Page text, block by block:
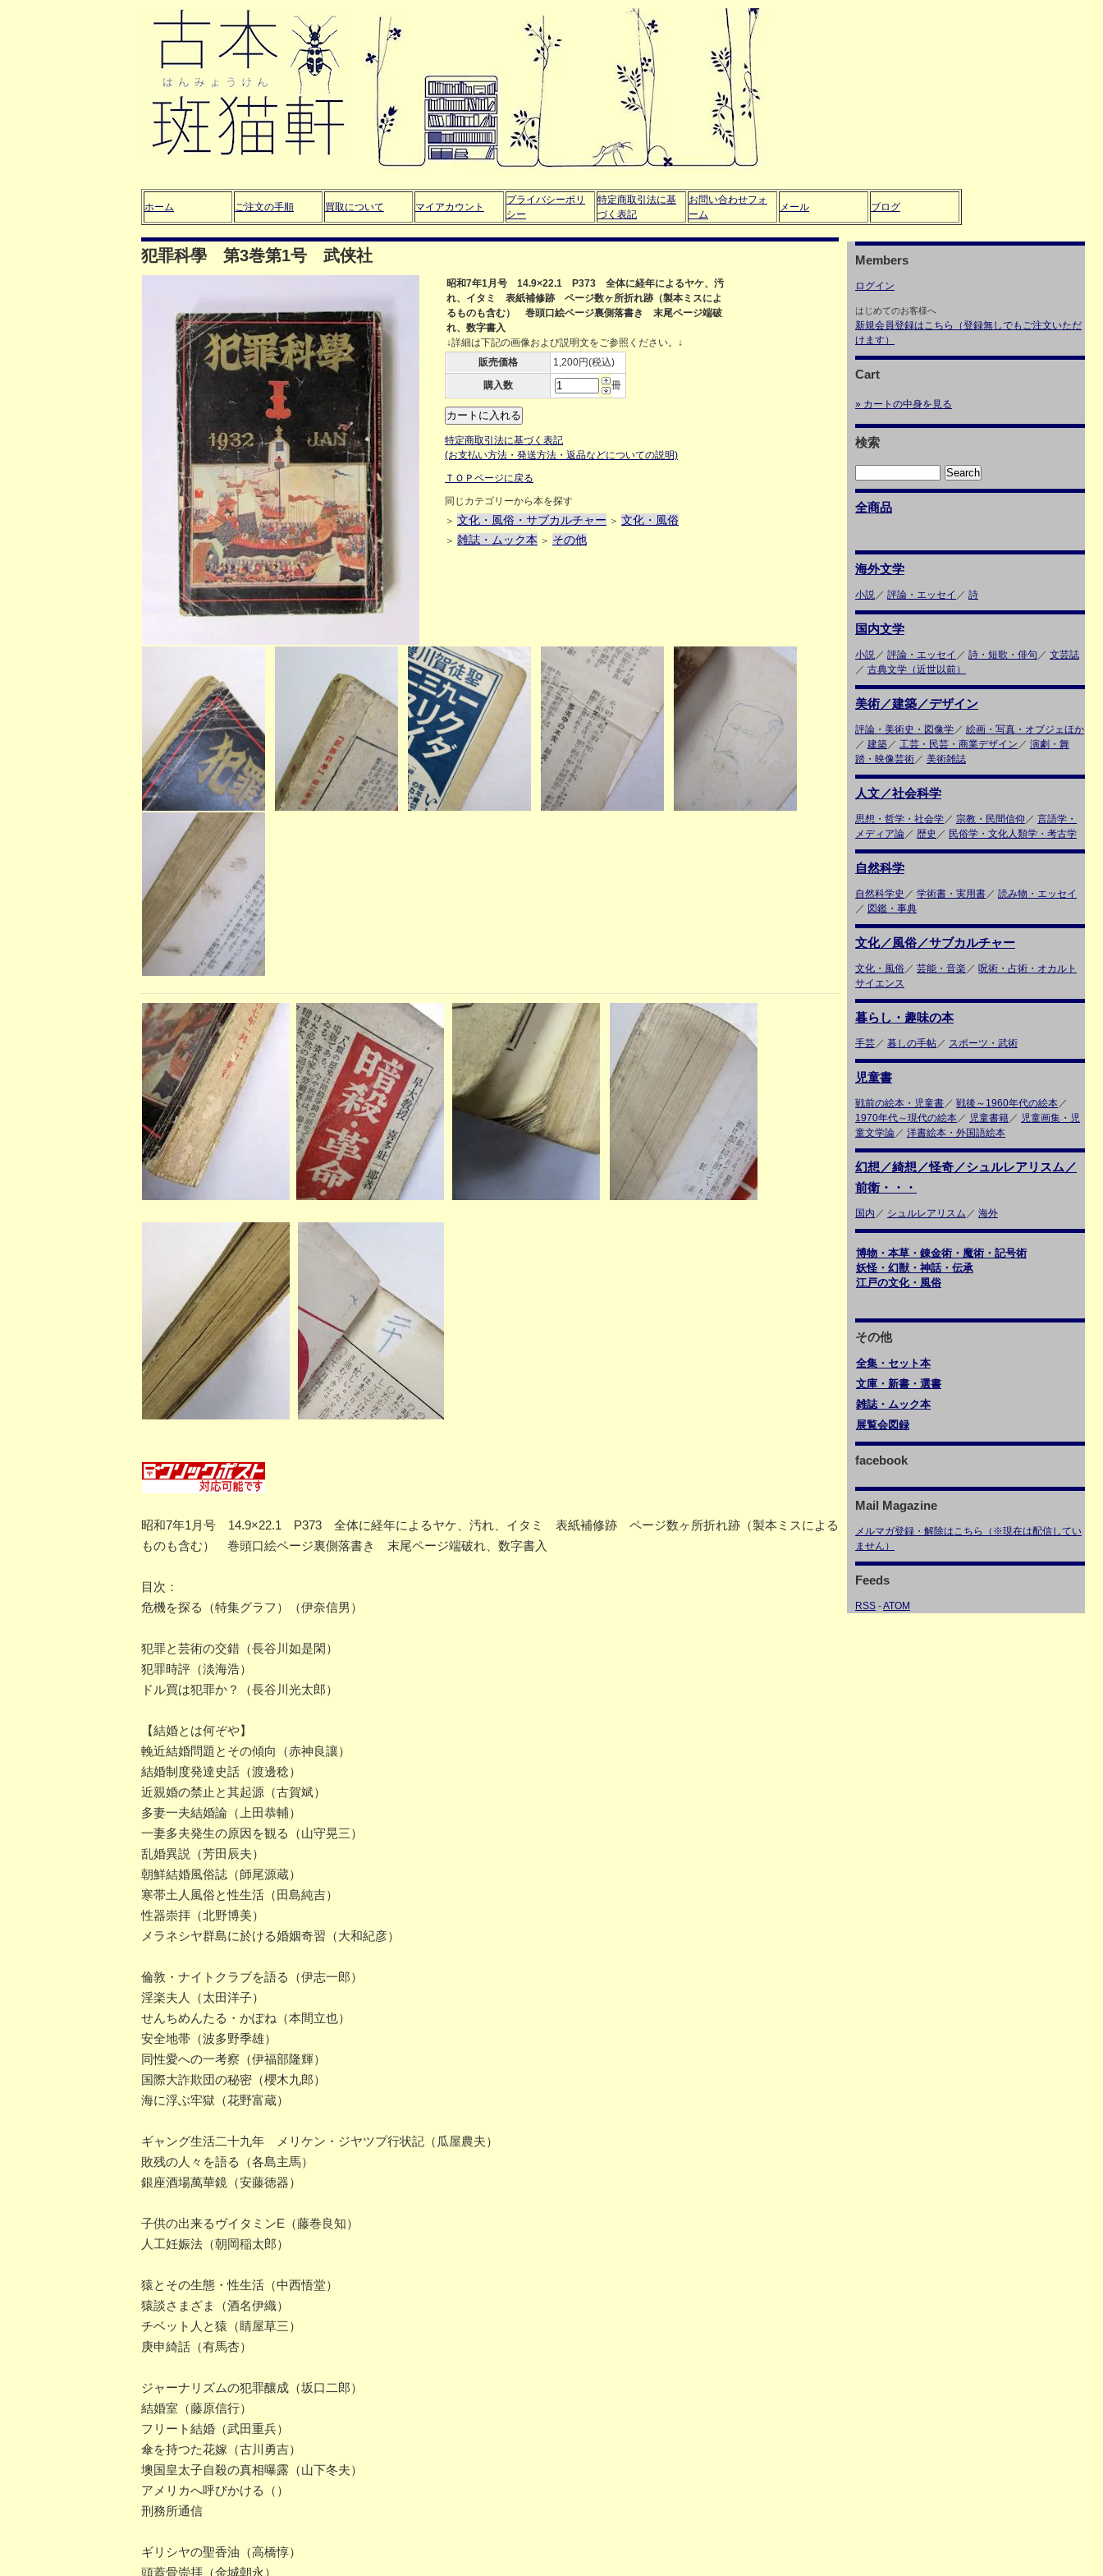
ホーム ご注文の手順 買取について マイアカウント
プライバシーポリ
シー
特定商取引法に基
づく表記
お問い合わせフォ
ーム
メール ブログ
犯罪科學 第3巻第1号 武侠社
昭和7年1月号 14.9×22.1 P373 全体に経年によるヤケ、汚
れ、イタミ 表紙補修跡 ページ数ヶ所折れ跡（製本ミスによ
るものも含む） 巻頭口絵ページ裏側落書き 末尾ページ端破
れ、数字書入
↓詳細は下記の画像および説明文をご参照ください。↓
販売価格
1,200円(税込)
購入数
冊
特定商取引法に基づく表記
(お支払い方法・発送方法・返品などについての説明)
ＴＯＰページに戻る
同じカテゴリーから本を探す
＞ 文化・風俗・サブカルチャー ＞ 文化・風俗
＞ 雑誌・ムック本 ＞ その他
昭和7年1月号 14.9×22.1 P373 全体に経年によるヤケ、汚れ、イタミ 表紙補修跡 ページ数ヶ所折れ跡（製本ミスによる
ものも含む） 巻頭口絵ページ裏側落書き 末尾ページ端破れ、数字書入
目次：
危機を探る（特集グラフ）（伊奈信男）
犯罪と芸術の交錯（長谷川如是閑）
犯罪時評（淡海浩）
ドル買は犯罪か？（長谷川光太郎）
【結婚とは何ぞや】
輓近結婚問題とその傾向（赤神良讓）
結婚制度発達史話（渡邊稔）
近親婚の禁止と其起源（古賀斌）
多妻一夫結婚論（上田恭輔）
一妻多夫発生の原因を観る（山守晃三）
乱婚異説（芳田辰夫）
朝鮮結婚風俗誌（師尾源蔵）
寒帯土人風俗と性生活（田島純吉）
性器崇拝（北野博美）
メラネシヤ群島に於ける婚姻奇習（大和紀彦）
倫敦・ナイトクラブを語る（伊志一郎）
淫楽夫人（太田洋子）
せんちめんたる・かぽね（本間立也）
安全地帯（波多野季雄）
同性愛への一考察（伊福部隆輝）
国際大詐欺団の秘密（櫻木九郎）
海に浮ぶ牢獄（花野富蔵）
ギャング生活二十九年 メリケン・ジヤツプ行状記（瓜屋農夫）
敗残の人々を語る（各島主馬）
銀座酒場萬華鏡（安藤徳器）
子供の出来るヴイタミンE（藤巻良知）
人工妊娠法（朝岡稲太郎）
猿とその生態・性生活（中西悟堂）
猿談さまざま（酒名伊織）
チベット人と猿（睛屋草三）
庚申綺話（有馬杏）
ジャーナリズムの犯罪釀成（坂口二郎）
結婚室（藤原信行）
フリート結婚（武田重兵）
傘を持つた花嫁（古川勇吉）
墺国皇太子自殺の真相曝露（山下冬夫）
アメリカへ呼びかける（）
刑務所通信
ギリシヤの聖香油（高橋惇）
頭蓋骨崇拝（金城朝永）
Members
ログイン
はじめてのお客様へ
新規会員登録はこちら（登録無しでもご注文いただ
けます）
Cart
» カートの中身を見る
検索
全商品
海外文学
小説／ 評論・エッセイ ／ 詩
国内文学
小説／ 評論・エッセイ ／ 詩・短歌・俳句 ／ 文芸誌
／ 古典文学（近世以前）
美術／建築／デザイン
評論・美術史・図像学／ 絵画・写真・オブジェほか
／ 建築／ 工芸・民芸・商業デザイン ／ 演劇・舞
踏・映像芸術／ 美術雑誌
人文／社会科学
思想・哲学・社会学／ 宗教・民間信仰 ／ 言語学・
メディア論／ 歴史 ／ 民俗学・文化人類学・考古学
自然科学
自然科学史 ／ 学術書・実用書／ 読み物・エッセイ
／ 図鑑・事典
文化／風俗／サブカルチャー
文化・風俗／ 芸能・音楽 ／ 呪術・占術・オカルト
サイエンス
暮らし・趣味の本
手芸／ 暮しの手帖／ スポーツ・武術
児童書
戦前の絵本・児童書／ 戦後～1960年代の絵本／
1970年代～現代の絵本／ 児童書籍／ 児童画集・児
童文学論／ 洋書絵本・外国語絵本
幻想／綺想／怪奇／シュルレアリスム／
前衛・・・
国内 ／ シュルレアリスム ／ 海外
博物・本草・錬金術・魔術・記号術
妖怪・幻獣・神話・伝承
江戸の文化・風俗
その他
全集・セット本
文庫・新書・選書
雑誌・ムック本
展覧会図録
facebook
Mail Magazine
メルマガ登録・解除はこちら（※現在は配信してい
ません）
Feeds
RSS -ATOM